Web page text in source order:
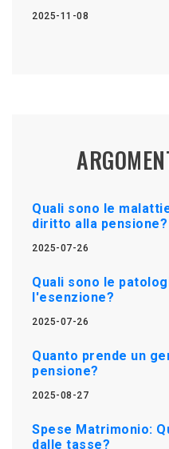
2025-11-08
Quali sono le
diritto alla pensione?
2025-07-26
Quali sono le
l'esenzione?
2025-07-26
Quanto prende un
pensione?
2025-08-27
Spese Matrimonio:
dalle tasse?